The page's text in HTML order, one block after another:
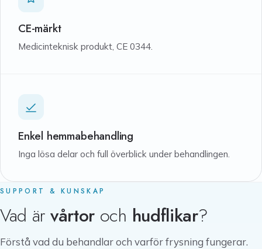
CE-märkt
Medicinteknisk produkt, CE 0344.
Enkel hemmabehandling
Inga lösa delar och full överblick under behandlingen.
SUPPORT & KUNSKAP
Vad är vårtor och hudflikar?
Förstå vad du behandlar och varför frysning fungerar.